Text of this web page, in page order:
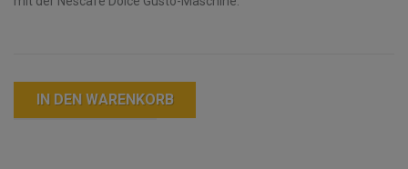
IN DEN WARENKORB